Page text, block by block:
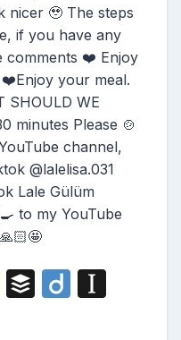
nicer 🥹 The steps
if you have any
comments ❤️ Enjoy
your meal.
SHOULD WE
minutes Please 🍲
channel,
@lalelisa.031
Lale Gülüm
to my YouTube
Bl B
Di